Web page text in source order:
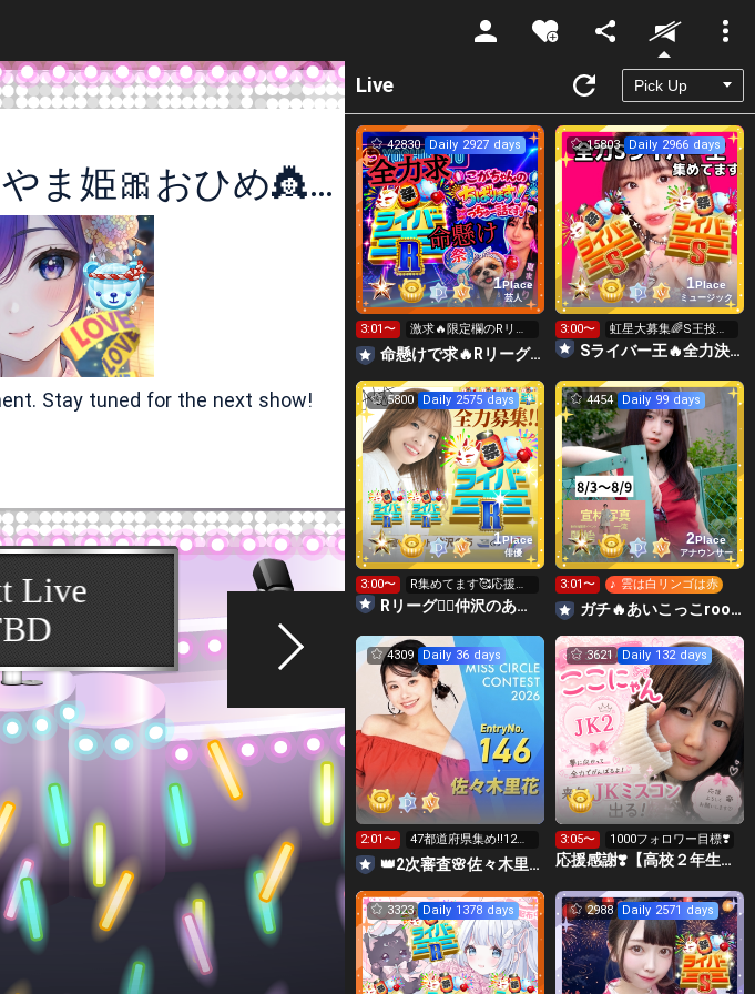
Unmute
クリスタルクマ🐻💎やま姫🎀おひめ👸🌈🏯
Stay tuned for the next show!
Live
1Place
芸人
42830 Daily 2927 days
3:01〜
激求🔥限定欄のRリー
グ👑全力ポイント勝負
日🔥
命懸けで求🔥Rリーグ👑夏祭実行委員長🎆こがちゃんのちばります
1Place
ミュージック
15803 Daily 2966 days
3:00〜
虹星大募集🌈S王投げ
れます👑👑👑
Sライバー王🔥全力決勝🗽🌈Annnnnaの空⛱
1Place
俳優
5800 Daily 2575 days
3:00〜
R集めてます🥰応援し
て貰えたら嬉しいで Rリーグ❤️‍🔥仲沢のあ⛴໒꒱· ﾟ🌈
2Place
アナウンサー
4454 Daily 99 days
3:01〜 ♪ 雲は白リンゴは赤
ガチ🔥あいこっこroom🐥🌱あいこ
4309 Daily 36 days
2:01〜
47都道府県集め‼️12時
から投票🗳️
👑2次審査🌸佐々木里花❤️‍🔥 #ミスサークル2026
3621 Daily 132 days
3:05〜 1000フォロワー目標❣️
応援感謝❣️【高校２年生】ここにゃん😻🍣
3323 Daily 1378 days 2988 Daily 2571 days